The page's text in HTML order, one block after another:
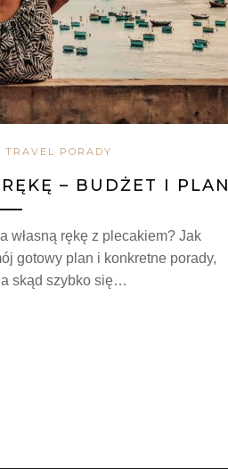
TRAVEL PORADY
– BUDŻET I PLAN
własną rękę z plecakiem? Jak
gotowy plan i konkretne porady,
a skąd szybko się…